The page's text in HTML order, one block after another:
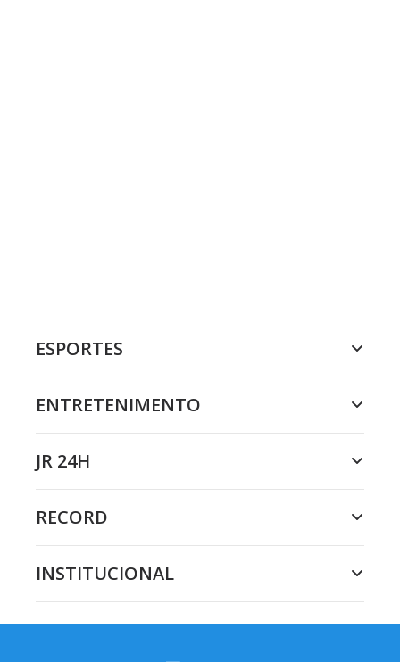
ESPORTES
ENTRETENIMENTO
JR 24H
RECORD
INSTITUCIONAL